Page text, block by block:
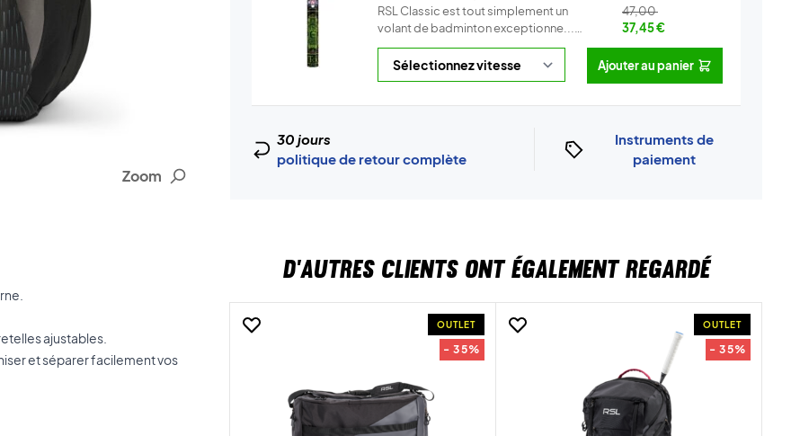
Zoom
ajustables.
et séparer facilement vos
RSL Classic est tout simplement un
volant de badminton exceptionne...
Info
47,00
37,45€
Ajouter au panier
30 jours
politique de retour complète
Instruments de
paiement
D'AUTRES CLIENTS ONT ÉGALEMENT REGARDÉ
OUTLET
- 35%
OUTLET
- 35%